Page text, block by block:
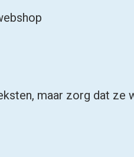
maar zorg dat ze